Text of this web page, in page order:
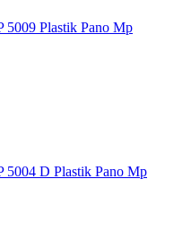
5009 Plastik Pano Mp
5004 D Plastik Pano Mp